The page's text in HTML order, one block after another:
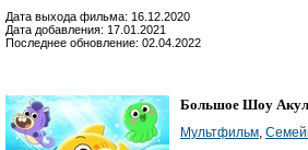
Дата выхода фильма: 16.12.2020
Дата добавления: 17.01.2021
Последнее обновление: 02.04.2022
Большое Шоу
Мультфильм,